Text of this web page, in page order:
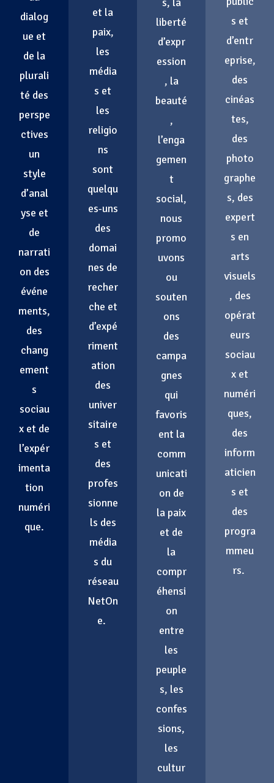
dialog
ue et
de la
plurali
té des
perspe
ctives
un
style
d’anal
yse et
de
narrati
on des
événe
ments,
des
chang
ement
s
sociau
x et de
l’expér
imenta
tion
numéri
que.
et la
paix,
les
média
s et
les
religio
ns
sont
quelqu
es-uns
des
domai
nes de
recher
che et
d’expé
riment
ation
des
univer
sitaire
s et
des
profes
sionne
ls des
média
s du
réseau
NetOn
e.
liberté
d’expr
ession
, la
beauté
,
l’enga
gemen
t
social,
nous
promo
uvons
ou
souten
ons
des
campa
gnes
qui
favoris
ent la
comm
unicati
on de
la paix
et de
la
compr
éhensi
on
entre
les
peuple
s, les
confes
sions,
les
cultur
s et
d’entr
eprise,
des
cinéas
tes,
des
photo
graphe
s, des
expert
s en
arts
visuels
, des
opérat
eurs
sociau
x et
numéri
ques,
des
inform
aticien
s et
des
progra
mmeu
rs.